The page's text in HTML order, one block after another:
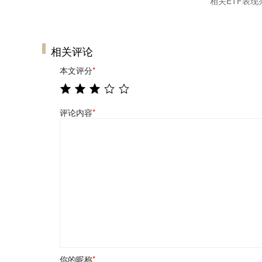
相关评论
本文评分*
评论内容*
你的昵称*